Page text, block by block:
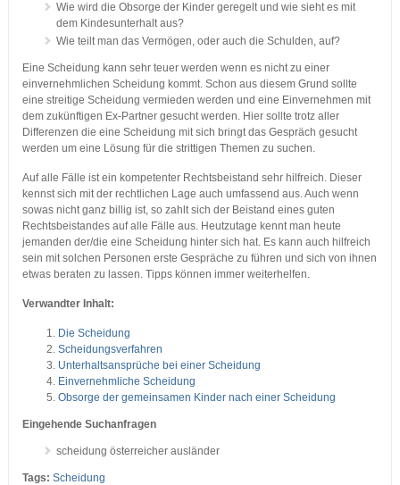
Wie wird die Obsorge der Kinder geregelt und wie sieht es mit
dem Kindesunterhalt aus?
Wie teilt man das Vermögen, oder auch die Schulden, auf?
Eine Scheidung kann sehr teuer werden wenn es nicht zu einer
einvernehmlichen Scheidung kommt. Schon aus diesem Grund sollte
eine streitige Scheidung vermieden werden und eine Einvernehmen mit
dem zukünftigen Ex-Partner gesucht werden. Hier sollte trotz aller
Differenzen die eine Scheidung mit sich bringt das Gespräch gesucht
werden um eine Lösung für die strittigen Themen zu suchen.
Auf alle Fälle ist ein kompetenter Rechtsbeistand sehr hilfreich. Dieser
kennst sich mit der rechtlichen Lage auch umfassend aus. Auch wenn
sowas nicht ganz billig ist, so zahlt sich der Beistand eines guten
Rechtsbeistandes auf alle Fälle aus. Heutzutage kennt man heute
jemanden der/die eine Scheidung hinter sich hat. Es kann auch hilfreich
sein mit solchen Personen erste Gespräche zu führen und sich von ihnen
etwas beraten zu lassen. Tipps können immer weiterhelfen.
Verwandter Inhalt:
Die Scheidung
Scheidungsverfahren
Unterhaltsansprüche bei einer Scheidung
Einvernehmliche Scheidung
Obsorge der gemeinsamen Kinder nach einer Scheidung
Eingehende Suchanfragen
scheidung österreicher ausländer
Tags: Scheidung